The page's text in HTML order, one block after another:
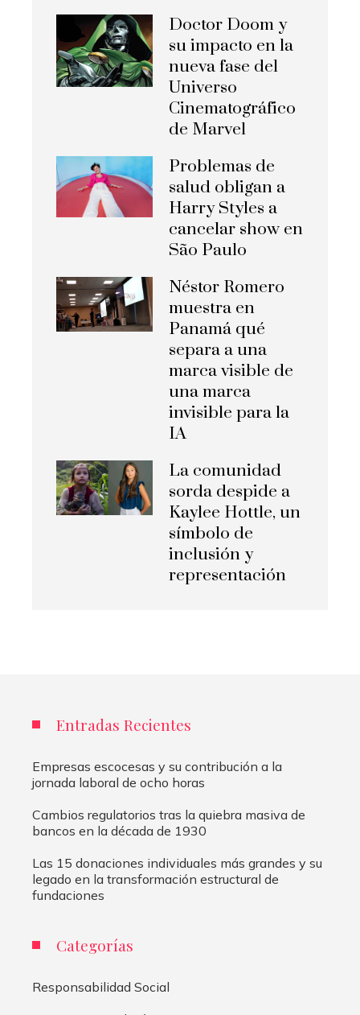
Doctor Doom y
su impacto en la
nueva fase del
Universo
Cinematográfico
de Marvel
Problemas de
salud obligan a
Harry Styles a
cancelar show en
São Paulo
Néstor Romero
muestra en
Panamá qué
separa a una
marca visible de
una marca
invisible para la
IA
La comunidad
sorda despide a
Kaylee Hottle, un
símbolo de
inclusión y
representación
Entradas Recientes
Empresas escocesas y su contribución a la
jornada laboral de ocho horas
Cambios regulatorios tras la quiebra masiva de
bancos en la década de 1930
Las 15 donaciones individuales más grandes y su
legado en la transformación estructural de
fundaciones
Categorías
Responsabilidad Social